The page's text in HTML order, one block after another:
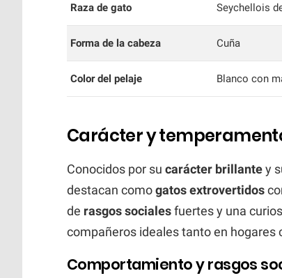
Raza de gato Seychellois
Forma de la cabeza Cuña
Color del pelaje Blanco con
Carácter y
Conocidos por su carácter brillantey
destacan comogatos extrovertidos
de rasgos socialesfuertes y una
compañeros ideales tanto en hogares
Comportamiento y rasgos